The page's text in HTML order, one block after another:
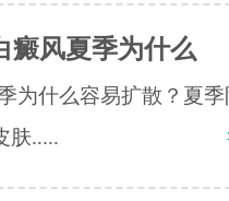
癜风夏季为什么
为什么容易扩散？夏
肤.....